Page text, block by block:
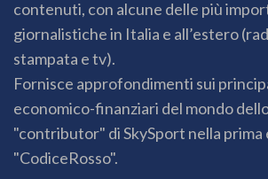
contenuti, con alcune delle più
giornalistiche in Italia e all’estero
stampata e tv).
Fornisce approfondimenti sui
economico-finanziari del mondo
"contributor" di SkySport nella prima
"CodiceRosso".